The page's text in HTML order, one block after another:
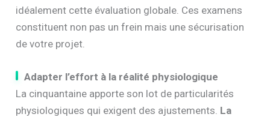
idéalement cette évaluation globale. Ces examens
constituent non pas un frein mais une sécurisation
de votre projet.
Adapter l’effort à la réalité physiologique
La cinquantaine apporte son lot de particularités
physiologiques qui exigent des ajustements. La